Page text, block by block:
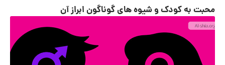
محبت به کودک و شیوه های گوناگون ابراز آن